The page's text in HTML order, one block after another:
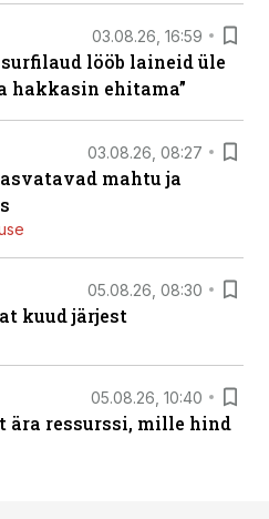
03.08.26, 16:59
lööb laineid üle
hakkasin ehitama”
03.08.26, 08:27
mahtu ja
05.08.26, 08:30
kuud järjest
05.08.26, 10:40
ära ressurssi, mille hind